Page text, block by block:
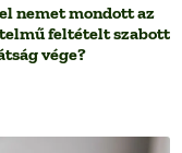
nemet mondott az
feltételt szabott
vége?